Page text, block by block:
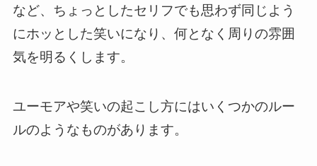
など、ちょっとしたセリフでも思わず同じよう
にホッとした笑いになり、何となく周りの雰囲
気を明るくします。
ユーモアや笑いの起こし方にはいくつかのルー
ルのようなものがあります。